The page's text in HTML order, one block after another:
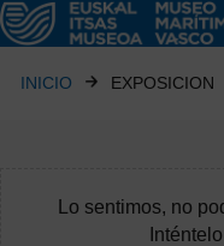
INICIO EXPOSICION
Lo sentimos, no